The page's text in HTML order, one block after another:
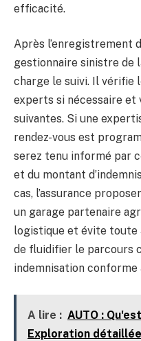
efficacité.
Après l’enregistrement
gestionnaire sinistre de
charge le suivi. Il vérifie
experts si nécessaire et
suivantes. Si une
rendez-vous est
serez tenu informé par
et du montant
cas, l’assurance
un garage partenaire
logistique et évite toute
de fluidifier le parcours
indemnisation
A lire : AUTO :
Exploration